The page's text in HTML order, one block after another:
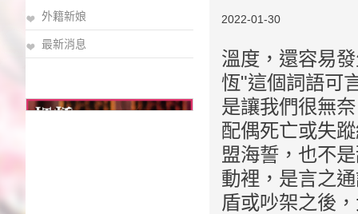
外籍新娘
最新消息
2022-01-30
溫度，還容易
恆"這個詞語可
是讓我們很無
配偶死亡或失
盟海誓，也不
動裡，是言之
盾或吵架之後，